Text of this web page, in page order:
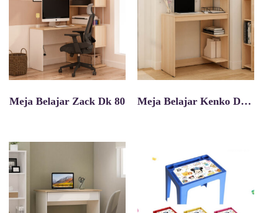
Meja Belajar Zack Dk 80 Meja Belajar Kenko Dk80